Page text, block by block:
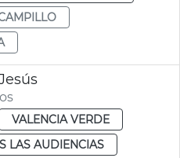
VALENCIA VERDE
LAS AUDIENCIAS